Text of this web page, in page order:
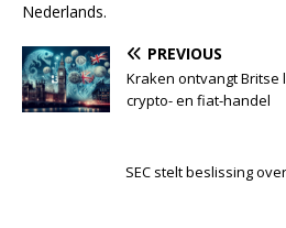
Nederlands.
PREVIOUS
Kraken ontvangt
crypto- en fiat-handel
SEC stelt beslissing over